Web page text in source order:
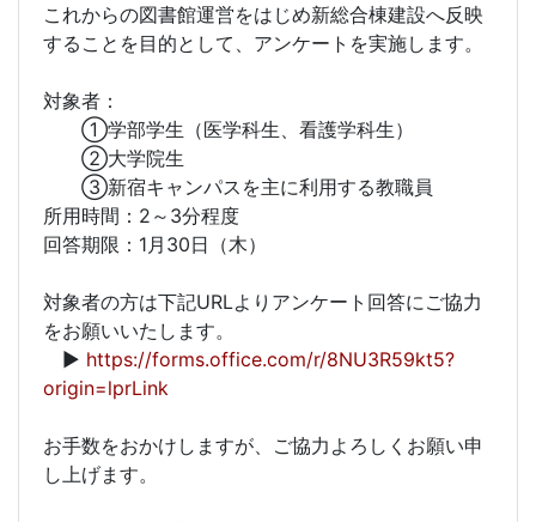
これからの図書館運営をはじめ新総合棟建設へ反映
することを目的として、アンケートを実施します。
対象者：
①学部学生（医学科生、看護学科生）
②大学院生
③新宿キャンパスを主に利用する教職員
所用時間：2～3分程度
回答期限：1月30日（木）
対象者の方は下記URLよりアンケート回答にご協力
をお願いいたします。
▶ https://forms.office.com/r/8NU3R59kt5?
origin=lprLink
お手数をおかけしますが、ご協力よろしくお願い申
し上げます。